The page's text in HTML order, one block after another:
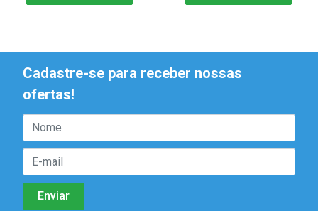
Cadastre-se para receber nossas
ofertas!